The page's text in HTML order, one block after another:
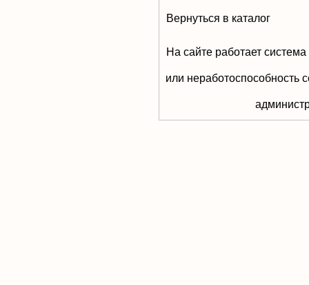
Вернуться в каталог
На сайте работает
или неработоспособность